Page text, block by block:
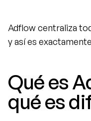
Adflow centraliza
y así es
Qué es
qué es